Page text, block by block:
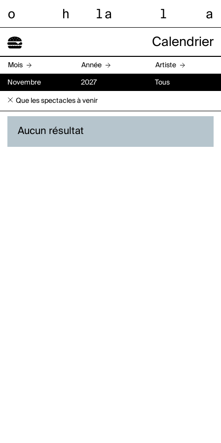
o h l a l a
Calendrier
Mois Année Artiste
Novembre 2027 Tous
Que les spectacles à venir
Aucun résultat